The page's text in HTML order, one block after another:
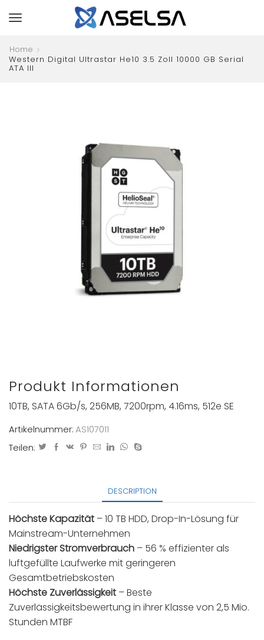
Home
Western Digital Ultrastar He10 3.5 Zoll 10000 GB Serial
ATA III
Produkt Informationen
10TB, SATA 6Gb/s, 256MB, 7200rpm, 4.16ms, 512e SE
Artikelnummer:AS107011
Teilen:
DESCRIPTION
Höchste Kapazität – 10 TB HDD, Drop-In-Lösung für
Mainstream-Unternehmen
Niedrigster Stromverbrauch – 56 % effizienter als
luftgefüllte Laufwerke mit geringeren
Gesamtbetriebskosten
Höchste Zuverlässigkeit – Beste
Zuverlässigkeitsbewertung in ihrer Klasse von 2,5 Mio.
Stunden MTBF